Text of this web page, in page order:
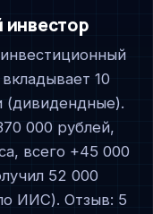
10
(дивидендные).
000 рублей,
всего +45 000
52 000
ИИС). Отзыв: 5